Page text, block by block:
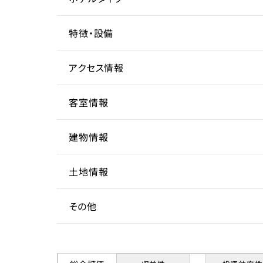
ます。
また、本物件は開業まもなく、ゴールドゲストチ
ができ
ウンド旅行客95%をマークしており、インバウン
込め、
今後の認知度向上で更なる収益見込み期待できま
ターゲット層
客単価／客室単価
特徴・設備
アクセス情報
所在地 東京
アクセス 三軒
駅までの距離 5分
客室情報
客室数 1室
延床面積
間取り 2LDK
収容人数 13名
建物情報
建物構造 鉄骨
階数 3階
築年数 1988
土地情報
土地権利
土地面積
その他
賃貸借契約形態